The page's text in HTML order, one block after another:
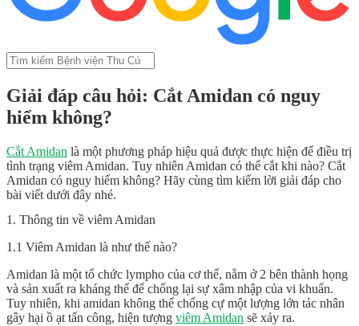
Giải đáp câu hỏi: Cắt Amidan có nguy
hiểm không?
Cắt Amidan là một phương pháp hiệu quả được thực hiện để điều trị
tình trạng viêm Amidan. Tuy nhiên Amidan có thể cắt khi nào? Cắt
Amidan có nguy hiểm không? Hãy cùng tìm kiếm lời giải đáp cho
bài viết dưới đây nhé.
1. Thông tin về viêm Amidan
1.1 Viêm Amidan là như thế nào?
Amidan là một tổ chức lympho của cơ thể, nằm ở 2 bên thành họng
và sản xuất ra kháng thể để chống lại sự xâm nhập của vi khuẩn.
Tuy nhiên, khi amidan không thể chống cự một lượng lớn tác nhân
gây hại ồ ạt tấn công, hiện tượng viêm Amidan sẽ xảy ra.